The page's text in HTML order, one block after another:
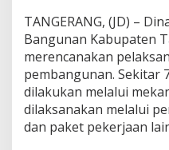
i
a
p
k
a
n
R
a
t
TANGERANG, (JD) –
Bangunan Kabupaten
merencanakan
pembangunan. Sekitar
dilakukan melalui
dilaksanakan melalui
dan paket pekerjaan